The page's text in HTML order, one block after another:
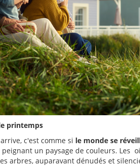
printemps
c'est comme si le monde se
un paysage de couleurs. Les
arbres, auparavant dénudés et